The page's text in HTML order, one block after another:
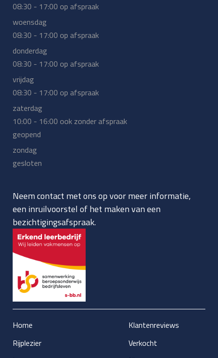
08:30 - 17:00 op afspraak
woensdag
08:30 - 17:00 op afspraak
donderdag
08:30 - 17:00 op afspraak
vrijdag
08:30 - 17:00 op afspraak
zaterdag
10:00 - 16:00 ook zonder afspraak
geopend
zondag
gesloten
Neem contact met ons op voor meer informatie,
een inruilvoorstel of het maken van een
bezichtigingsafspraak.
Home
Rijplezier
Klantenreviews
Verkocht